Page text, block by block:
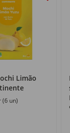
Limão
(6 un)